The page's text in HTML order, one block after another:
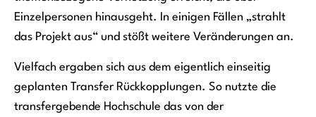
Einzelpersonen hinausgeht. In einigen Fällen „strahlt
das Projekt aus“ und stößt weitere Veränderungen an.
Vielfach ergaben sich aus dem eigentlich einseitig
geplanten Transfer Rückkopplungen. So nutzte die
transfergebende Hochschule das von der